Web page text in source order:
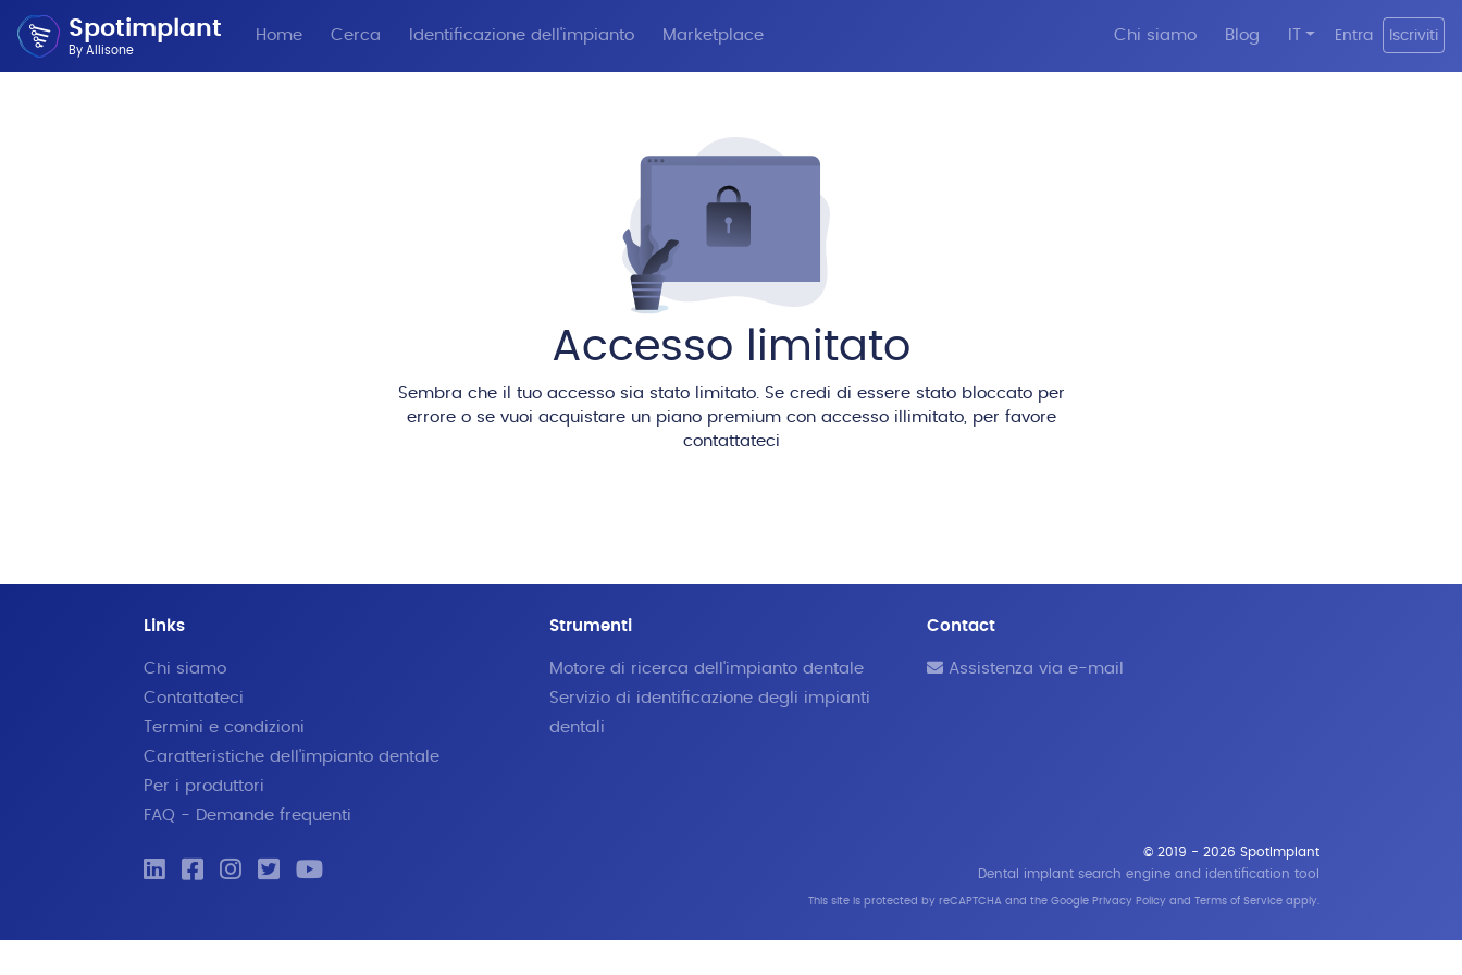
Spotimplant
By Allisone
Home Cerca Identificazione dell'impianto Marketplace Chi siamo Blog Entra Iscriviti
Accesso limitato
Sembra che il tuo accesso sia stato limitato. Se credi di essere stato bloccato per
errore o se vuoi acquistare un piano premium con accesso illimitato, per favore
contattateci
Links
Chi siamo
Contattateci
Termini e condizioni
Caratteristiche dell'impianto dentale
Per i produttori
FAQ - Demande frequenti
Strumenti
Motore di ricerca dell'impianto dentale
Servizio di identificazione degli impianti
dentali
Contact
Assistenza via e-mail
© 2019 - 2026 SpotImplant
Dental implant search engine and identification tool
This site is protected by reCAPTCHA and the Google Privacy Policy and Terms of Serviceapply.